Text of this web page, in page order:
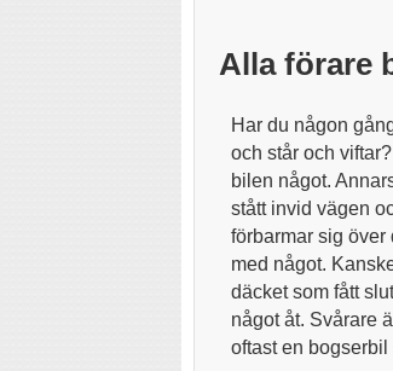
Alla förare
Har du någon
och står och
bilen något.
stått invid vägen
förbarmar sig
med något.
däcket som fått
något åt. Svårare
oftast en